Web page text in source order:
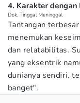
4. Karakter
Dok. Tinggal Meninggal
Tantangan
menemukan
dan relatabilitas.
yang eksentrik
dunianya sendiri,
banget".